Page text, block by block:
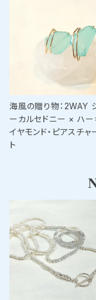
海風の贈り物：2WAY
ーカルセドニー × ハー
イヤモンド・ピアスチャ
ト